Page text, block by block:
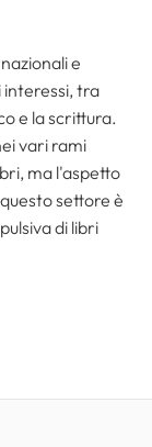
e
interessi, tra
e la scrittura.
vari rami
ma l'aspetto
settore è
di libri